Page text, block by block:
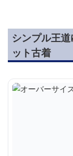
シンプル王
ット古着